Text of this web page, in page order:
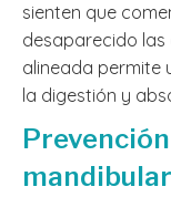
sienten que
desaparecido las
alineada permite
la digestión y